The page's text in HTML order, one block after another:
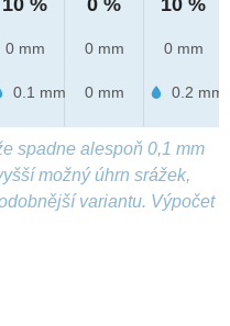
10 %
0 mm
0.1 mm
0 %
0 mm
0 mm
10 %
0 mm
0.2 mm
spadne alespoň 0,1 mm
možný úhrn srážek,
variantu. Výpočet